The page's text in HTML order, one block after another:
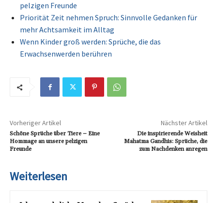
pelzigen Freunde
Priorität Zeit nehmen Spruch: Sinnvolle Gedanken für
mehr Achtsamkeit im Alltag
Wenn Kinder groß werden: Sprüche, die das
Erwachsenwerden berühren
Vorheriger Artikel
Schöne Sprüche über Tiere – Eine
Hommage an unsere pelzigen
Freunde
Nächster Artikel
Die inspirierende Weisheit
Mahatma Gandhis: Sprüche, die
zum Nachdenken anregen
Weiterlesen